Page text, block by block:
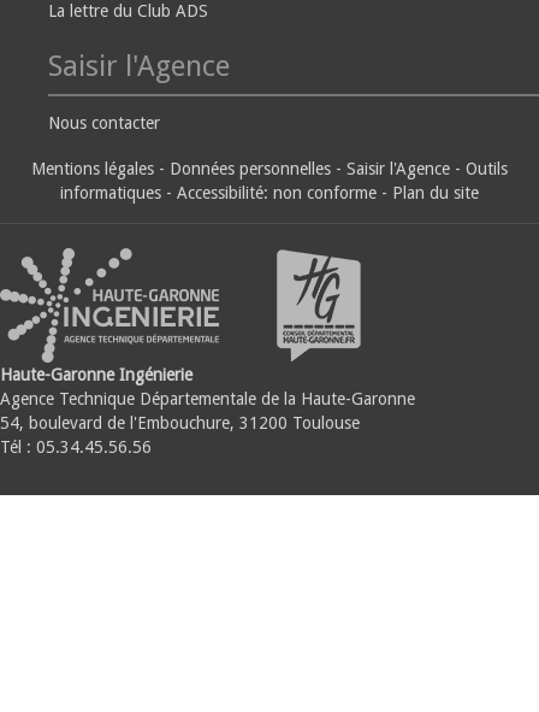
La lettre du Club ADS
Saisir l'Agence
Nous contacter
Mentions légales - Données personnelles - Saisir l'Agence - Outils
informatiques - Accessibilité: non conforme - Plan du site
Haute-Garonne Ingénierie
Agence Technique Départementale de la Haute-Garonne
54, boulevard de l'Embouchure, 31200 Toulouse
Tél : 05.34.45.56.56